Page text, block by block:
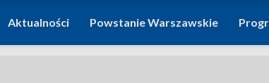
Aktualności Powstanie Warszawskie